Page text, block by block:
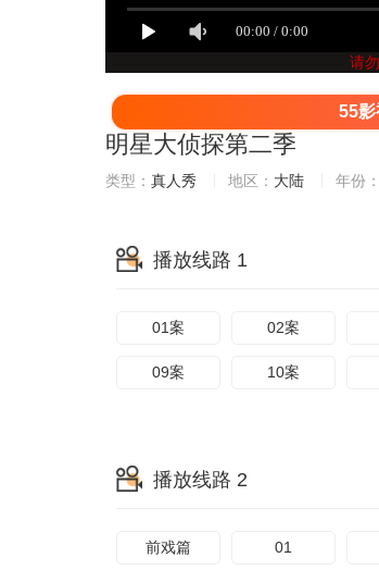
请
55
明星大侦探第二季
类型： 真人秀 地区： 大陆 年份：
播放线路 1
01案 02案
09案 10案
播放线路 2
前戏篇 01